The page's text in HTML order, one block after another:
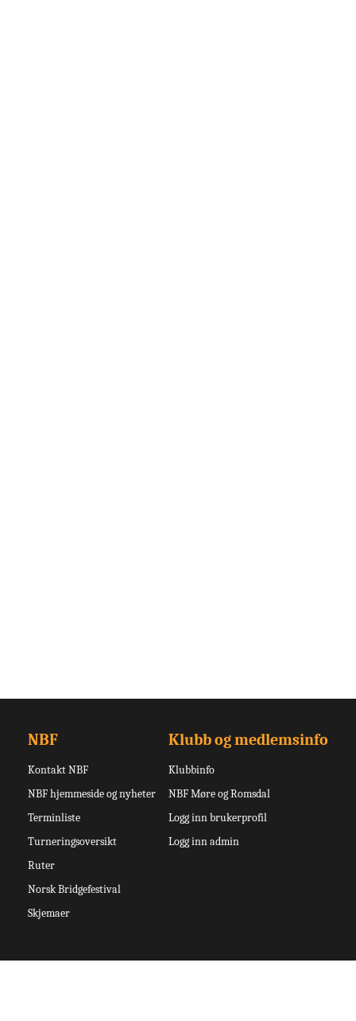
NBF
Kontakt NBF
NBF hjemmeside og nyheter
Terminliste
Turneringsoversikt
Ruter
Norsk Bridgefestival
Skjemaer
Klubb og medlemsinfo
Klubbinfo
NBF Møre og Romsdal
Logg inn brukerprofil
Logg inn admin